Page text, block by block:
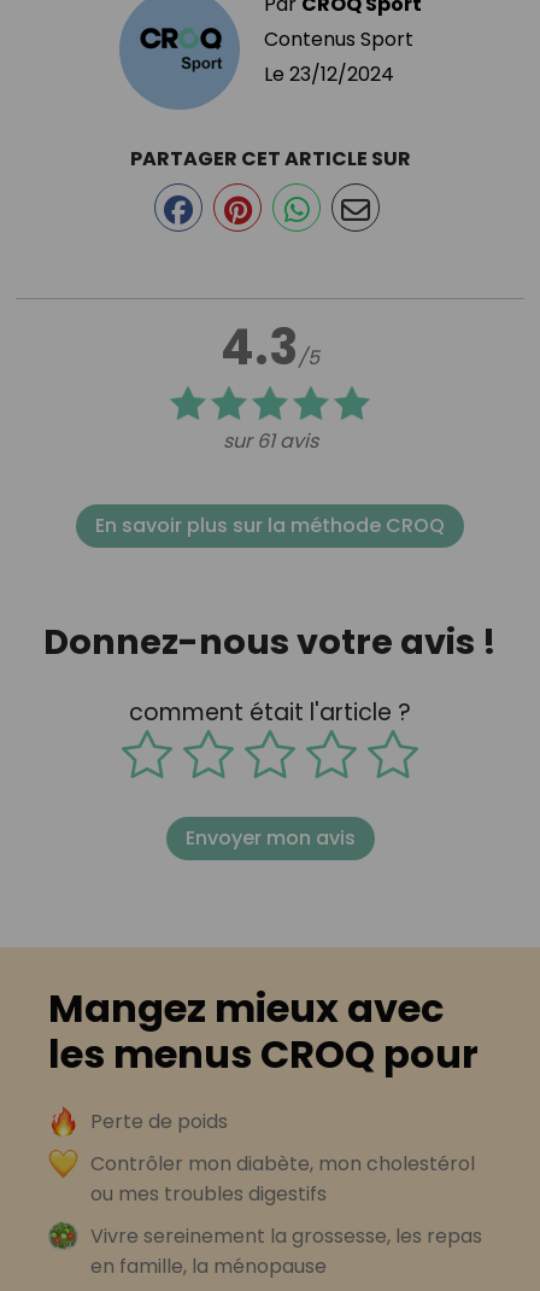
Contenus Sport
Le 23/12/2024
4.3/5
sur 61 avis
PARTAGER CET ARTICLE SUR
En savoir plus sur la méthode CROQ
Donnez-nous votre avis !
comment était l'article ?
Envoyer mon avis
Mangez mieux avec
les menus CROQ pour
Perte de poids
Contrôler mon diabète, mon cholestérol
ou mes troubles digestifs
Vivre sereinement la grossesse, les repas
en famille, la ménopause